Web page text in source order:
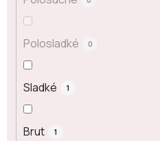
Polosladké 0
Sladké 1
Brut 1